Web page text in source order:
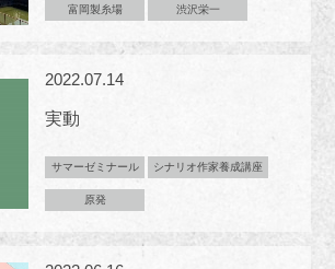
富岡製糸場 渋沢栄一
2022.07.14
実動
サマーゼミナール シナリオ作家養成講座
原発